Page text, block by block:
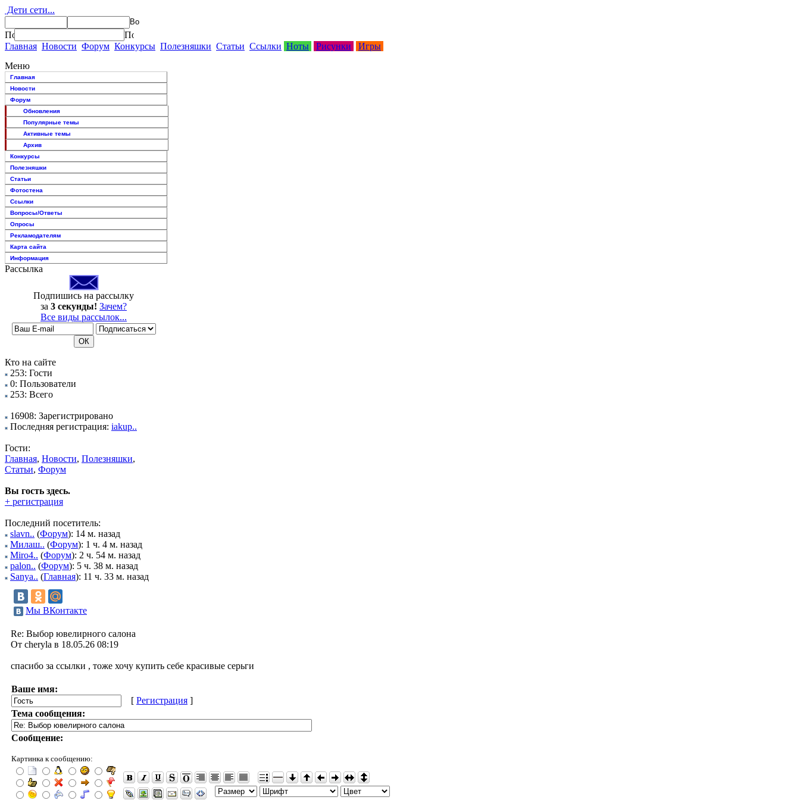
Дети сети...
Главная Новости Форум Конкурсы Полезняшки Статьи Ссылки Ноты Рисунки
Игры
Меню
Главная
Новости
Форум
Обновления
Популярные темы
Активные темы
Архив
Конкурсы
Полезняшки
Статьи
Фотостена
Ссылки
Вопросы/Ответы
Опросы
Рекламодателям
Карта сайта
Информация
Рассылка
Подпишись на рассылку
за 3 секунды! Зачем?
Все виды рассылок...
Кто на сайте
253: Гости
0: Пользователи
253: Всего
16908: Зарегистрировано
Последняя регистрация: iakup..
Гости:
Главная, Новости, Полезняшки,
Статьи, Форум
Вы гость здесь.
+ регистрация
Последний посетитель:
slavn.. (Форум): 14 м. назад
Милаш.. (Форум): 1 ч. 4 м. назад
Miro4.. (Форум): 2 ч. 54 м. назад
palon.. (Форум): 5 ч. 38 м. назад
Sanya.. (Главная): 11 ч. 33 м. назад
Мы ВКонтакте
Re: Выбор ювелирного салона
От cheryla в 18.05.26 08:19
спасибо за ссылки , тоже хочу купить себе красивые серьги
Ваше имя:
[ Регистрация ]
Тема сообщения:
Сообщение:
Картинка к сообщению: